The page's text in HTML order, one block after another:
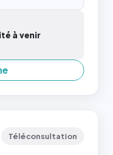
à venir
Téléconsultation